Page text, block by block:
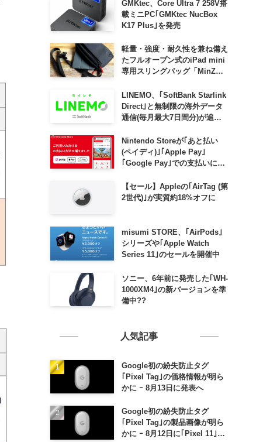
GMKtec、Core Ultra 7 258V搭
載ミニPC｢GMKtec NucBox
K17 Plus｣を発売
軽量・強度・耐久性を兼ね備え
たフルオープン式のiPad mini
専用スリングバッグ「MinZ
発売
LINEMO、｢SoftBank Starlink
Direct｣と無制限の海外データ
通信(毎月最大7日間分)が追加
Nintendo Storeが｢あと払い
(ペイディ)｣｢Apple Pay｣
｢Google Pay｣での支払いに対
【セール】Appleの｢AirTag (第
2世代)｣が実質約18%オフに
misumi STORE、｢AirPods｣
シリーズや｢Apple Watch
Series 11｣のセールを開催中
ソニー、6年前に発売した｢WH-
1000XM4｣の新バージョンを準
備中??
人気記事
Google初の紛失防止タグ
｢Pixel Tag｣の価格情報が明ら
かに ｰ 8月13日に発表へ
Google初の紛失防止タグ
｢Pixel Tag｣の製品画像が明ら
かに ｰ 8月12日に｢Pixel 11｣な